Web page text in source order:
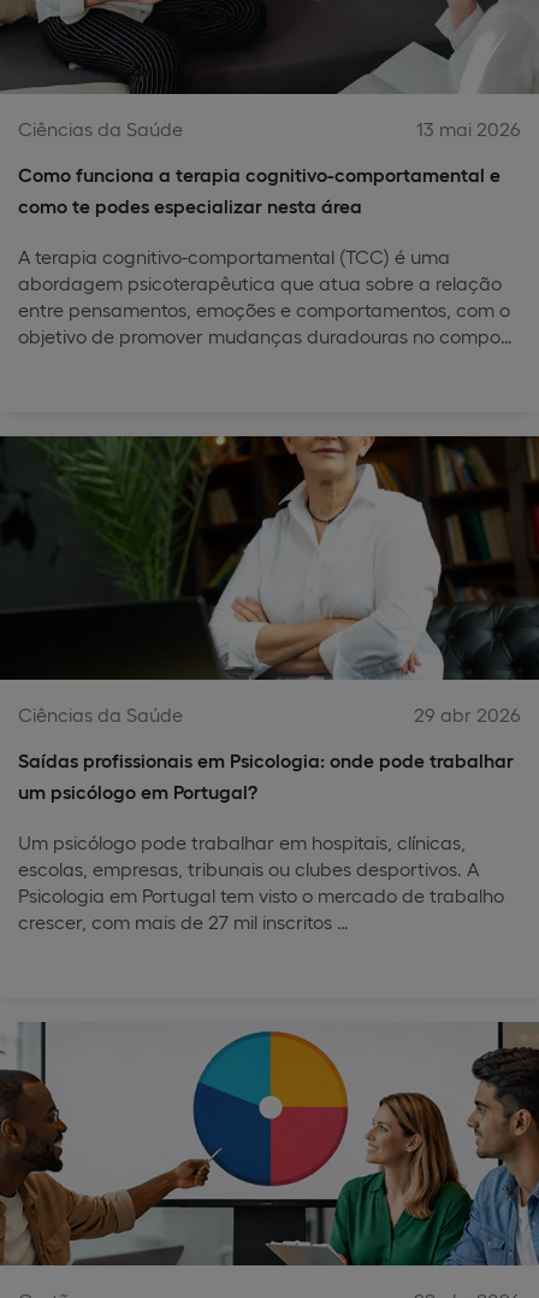
Ciências da Saúde
13 mai 2026
Como funciona a terapia cognitivo-comportamental e
como te podes especializar nesta área
A terapia cognitivo-comportamental (TCC) é uma
abordagem psicoterapêutica que atua sobre a relação
entre pensamentos, emoções e comportamentos, com o
objetivo de promover mudanças duradouras no compo…
Ciências da Saúde
29 abr 2026
Saídas profissionais em Psicologia: onde pode trabalhar
um psicólogo em Portugal?
Um psicólogo pode trabalhar em hospitais, clínicas,
escolas, empresas, tribunais ou clubes desportivos. A
Psicologia em Portugal tem visto o mercado de trabalho
crescer, com mais de 27 mil inscritos …